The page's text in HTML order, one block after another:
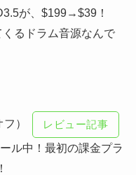
が、$199→$39！
るドラム音源なんで
フ） レビュー記事
ル中！最初の課金プラ